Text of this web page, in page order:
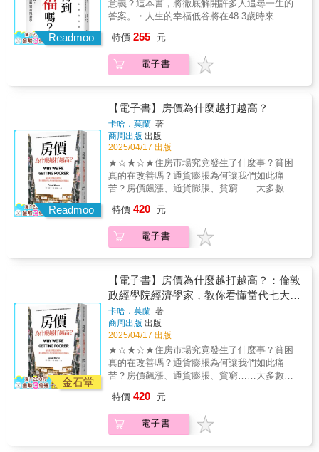
虧。 存錢很難，漏財卻很容易，理解經濟
世界的運行規律， 用知識構築堅固的財
庫，防止漏財，還能用錢致富。
多。 ◎有錢人算帳，成本比收益更重
要 通勤1小時，還是每個月多花2,000元
通勤來回2小時， 一個月（約21個工作
日）就損失5,040元！ 多數人只關心賺多
少，卻忽略財富累積的最大敵人──成
不是能力高低，而是你的選擇 手上有閒
錢，該提前還房貸還是先投資？ 朋友找
我借錢，該借嗎？熟人間借錢，要承擔四種風
險，你怎麼選？ 雞蛋該不該放同一個籃
子？保險從沒用到，還要繼續買嗎？ 人
生中最大的成本就是做決策， 因為人會
選擇規避損失：可以不賺，但不接受吃
虧。 存錢很難，漏財卻很容易，理解經濟
世界的運行規律， 用知識構築堅固的財
三大卷，字數達190萬字，一般人根本難以消
化，相當可惜。 本書將以最容易理解的
「漫畫＋圖解」形式，萃取出《資本論》第一
題，以及新世代勞動者（例如YouTuber）所創
造的商品交換價值等，帶領讀者深入思
考： ● 我們為什麼要這樣工作、學習與生
削得更徹底 ● 資本家如何支配勞動者，去
爭奪全球的財富？ →資本主義的本
質，就是掠奪 ● 勞動者為什麼無法獲得與
「工作內容」對價的所得？ →勞動者
看不見自己所生產的剩餘勞動 ● 以及，工
作（創造資本）這件事，真的能讓你變得更幸
福嗎？ →你以為努力工作可以改變什
畫情境（一個服裝設計師與好友創業的故
事），你將深刻領略資本社會的奧祕，找到工
作、競爭與階級翻轉的答案。讀懂《資本
右田翔子，一同創立了morpho品牌。從一開始
只有兩個人的小公司，逐漸擴張成擁有多名員
工的企業。然而，過程中所面臨的資本、利
潤、生產及消費等諸多難題，讓五代漸漸發
現：自己似乎早已忘了「做衣服這件事很快
樂」的初衷。當公司的規模越來越大，她不得
不開始思考如何降低更多「成本」、榨出更多
「利潤」，昔日的戰友也因此與她漸行漸
遠……噓！馬克思告訴你：你辛苦幫公司賺來
的錢，究竟跑去哪裡了？ 資本家要獲利，
公司的員工，日薪是1萬圓，她們4小時能製作
出一件價值1萬圓的衣服；而剩下的4小時，則
可以再創造出1萬圓的「剩餘價值」…… 也
Readmoo
意義？這本書，將徹底解開許多人追尋一生的
答案。・人生的幸福低谷將在48.3歲時來
升上主管，坐擁高薪厚祿，幸福度一樣不會提
升？・妻子是高學歷者時，家庭收入反而更
差？・經濟狀況越好，孩子的幸福感就越差？
生子、小孩教育……人只要活著，就離不開
「錢」這個字，不管想做什麼事情，沒有錢都
是難以達成的。那麼，有錢，就可以得到幸福
嗎？ 日本頂尖經濟學家佐藤一磨，將現代人的
「幸福本質」以最新科學證據加以分析，並將
金錢、工作、結婚、孩子、離婚、家庭構成、
性別、年齡等每個人生命階段的變化，進行數
據化的深入解析，進而得出無比驚人的結論！
有弟弟的長女，年收入通常比較低？到底要賺
無業時，反而是丈夫幸福程度最高的時候？為
什麼，我們總是覺得自己不幸福？看完這本
書，你將更能夠了解人性的實態，以全新的眼
光看待我們身處的這個世界！
特價 255 元
電子書
Readmoo
【電子書】房價為什麼越打越高？
卡哈．莫蘭 著
商周出版 出版
2025/04/17 出版
★☆★☆★ 住房市場究竟發生了什麼事？貧困
真的在改善嗎？ 通貨膨脹為何讓我們如此痛
苦？ 房價飆漲、通貨膨脹、貧窮…… 大多數的
政經學院經濟學家結合經濟分析與社會關懷的
深入剖析 ★─ ─★ 提供改變現狀所需的思考方
式與行動策略 ★─ ▎從經濟出發，進而改變社
為經濟學家卡哈・莫蘭反思經濟學不該只是模
型和脫離民生的政策，許多社會問題正是經濟
問題：不平等的土地所有權使房價越趨失控、
信用額度的交易模式極不利於特定族群。明明
物價飛漲，政府卻說穩定控制通貨膨脹？莫蘭
重探與生活息息相關的七大經濟議題，進一步
提出經濟民主化和優化福利制以面對當下的挑
戰。 ◆ 為什麼有這麼多億萬富翁？ ◆ 誰能攀
上財富的階梯？ ◆ 貧困真的在改善嗎？ ◆ 住
房市場究竟發生了什麼事？ ◆ 貨幣從何而
球經濟為何崩潰？ ▎如何打造一個更公平的未
來 本書以清晰易懂的語言和生動的例子，為讀
者揭示了現代經濟的複雜性和挑戰。作者不僅
特價 420 元
電子書
金石堂
【電子書】房價為什麼越打越高？：倫敦
政經學院經濟學家，教你看懂當代七大社
會問題背後的經濟脈絡
卡哈．莫蘭 著
商周出版 出版
2025/04/17 出版
★☆★☆★ 住房市場究竟發生了什麼事？貧困
真的在改善嗎？ 通貨膨脹為何讓我們如此痛
苦？ 房價飆漲、通貨膨脹、貧窮…… 大多數的
政經學院經濟學家結合經濟分析與社會關懷的
深入剖析 ★─ ─★ 提供改變現狀所需的思考方
式與行動策略 ★─ ▎從經濟出發，進而改變社
特價 420 元
電子書